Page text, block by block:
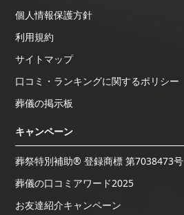
個人情報保護方針
利用規約
サイトマップ
口コミ・ランキングに関するポリシー
葬儀の掲示板
キャンペーン
葬祭特別補助® 登録商標 第7038473号
葬儀の口コミアワード2025
お友達紹介キャンペーン